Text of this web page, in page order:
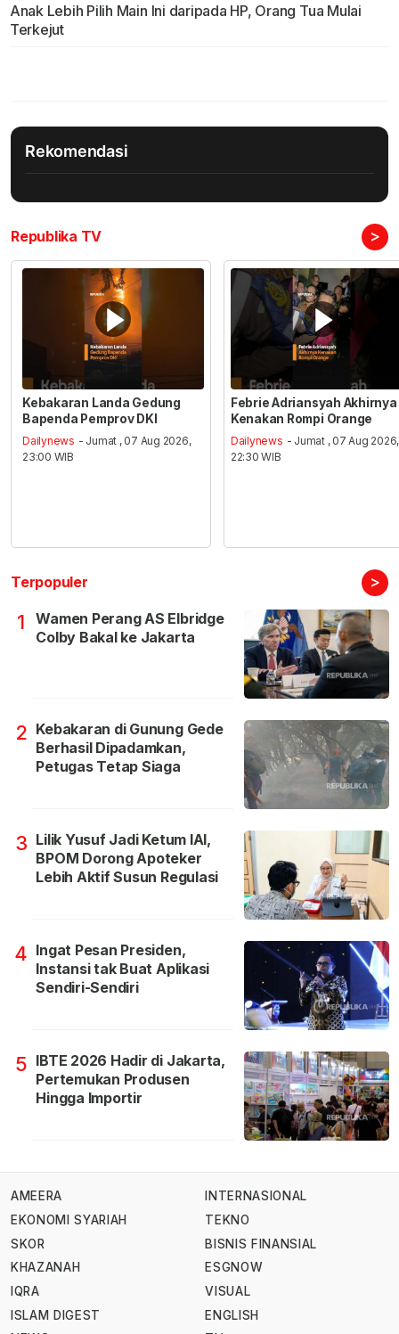
Anak Lebih Pilih Main Ini daripada HP, Orang Tua Mulai
Terkejut
Rekomendasi
Republika TV >
Kebakaran Landa Gedung
Bapenda Pemprov DKI
Dailynews - Jumat , 07 Aug 2026,
23:00 WIB
Febrie Adriansyah Akhirnya
Kenakan Rompi Orange
Dailynews - Jumat , 07 Aug 2026,
22:30 WIB
Terpopuler >
1
Wamen Perang AS Elbridge
Colby Bakal ke Jakarta
2 Kebakaran di Gunung Gede
Berhasil Dipadamkan,
Petugas Tetap Siaga
3 Lilik Yusuf Jadi Ketum IAI,
BPOM Dorong Apoteker
Lebih Aktif Susun Regulasi
4 Ingat Pesan Presiden,
Instansi tak Buat Aplikasi
Sendiri-Sendiri
5 IBTE 2026 Hadir di Jakarta,
Pertemukan Produsen
Hingga Importir
AMEERA
EKONOMI SYARIAH
SKOR
KHAZANAH
IQRA
ISLAM DIGEST
INTERNASIONAL
TEKNO
BISNIS FINANSIAL
ESGNOW
VISUAL
ENGLISH